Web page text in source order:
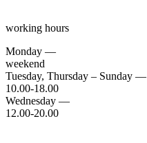
working hours
Monday —
weekend
Tuesday, Thursday – Sunday —
10.00-18.00
Wednesday —
12.00-20.00